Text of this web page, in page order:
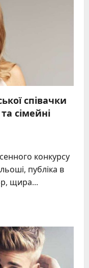
співачки
сімейні
конкурсу
публіка в
щира...